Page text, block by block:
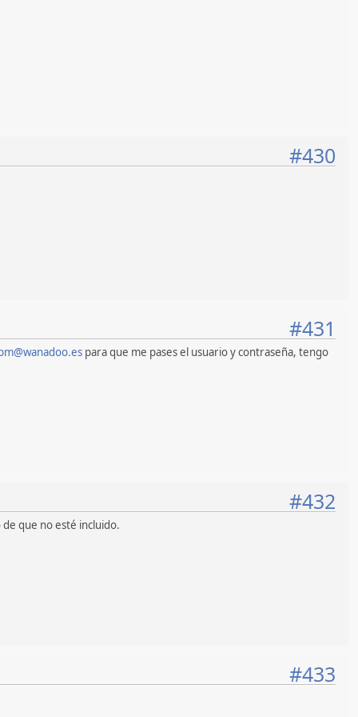
#430
#431
para que me pases el usuario y contraseña, tengo
#432
que no esté incluido.
#433